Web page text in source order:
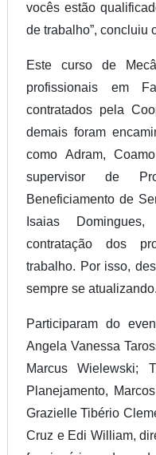
vocês estão
de trabalho”, concluiu
Este curso de
profissionais em
contratados pela
demais foram
como Adram,
supervisor de
Beneficiamento de
Isaias
contratação dos
trabalho. Por isso,
sempre se atualizando.
Participaram do
Angela Vanessa
Marcus Wielewski;
Planejamento,
Grazielle Tibério
Cruz e Edi William,